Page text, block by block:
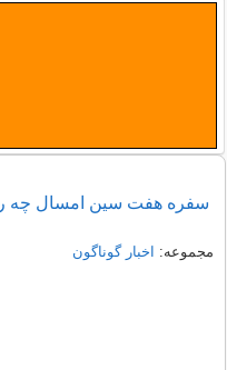
سفره هفت سین امسال چه
مجموعه: اخبار گوناگون